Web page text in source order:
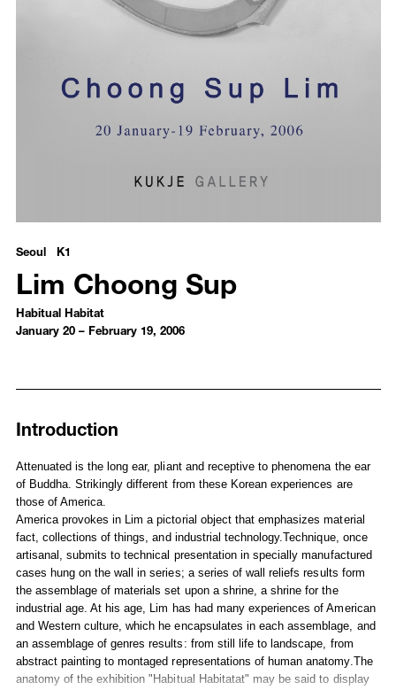
Seoul K1
Lim Choong Sup
Habitual Habitat
January 20 – February 19, 2006
Installation Views
Introduction
Attenuated is the long ear, pliant and receptive to phenomena the ear
of Buddha. Strikingly different from these Korean experiences are
those of America.
America provokes in Lim a pictorial object that emphasizes material
fact, collections of things, and industrial technology.Technique, once
artisanal, submits to technical presentation in specially manufactured
cases hung on the wall in series; a series of wall reliefs results form
the assemblage of materials set upon a shrine, a shrine for the
industrial age. At his age, Lim has had many experiences of American
and Western culture, which he encapsulates in each assemblage, and
an assemblage of genres results: from still life to landscape, from
abstract painting to montaged representations of human anatomy.The
anatomy of the exhibition "Habitual Habitatat" may be said to display